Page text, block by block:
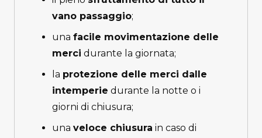
vano passaggio;
una facile movimentazione delle
merci durante la giornata;
la protezione delle merci dalle
intemperie durante la notte o i
giorni di chiusura;
una veloce chiusura in caso di